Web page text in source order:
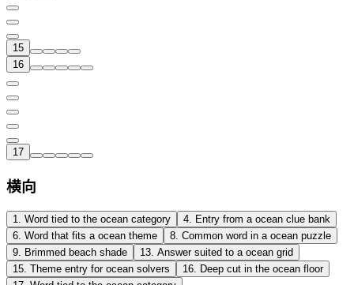
15
16
17
横向
1. Word tied to the ocean category 4. Entry from a ocean clue bank
6. Word that fits a ocean theme 8. Common word in a ocean puzzle
9. Brimmed beach shade 13. Answer suited to a ocean grid
15. Theme entry for ocean solvers 16. Deep cut in the ocean floor